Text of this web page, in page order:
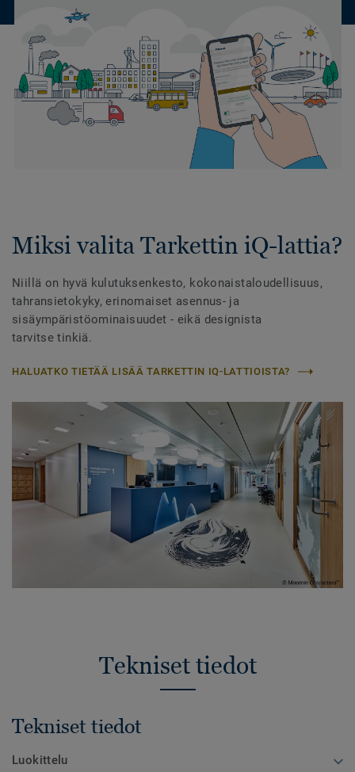
Miksi valita Tarkettin iQ-lattia?
Niillä on hyvä kulutuksenkesto, kokonaistaloudellisuus,
tahransietokyky, erinomaiset asennus- ja
sisäympäristöominaisuudet - eikä designista
tarvitse tinkiä.
HALUATKO TIETÄÄ LISÄÄ TARKETTIN IQ-LATTIOISTA?
Tekniset tiedot
Tekniset tiedot
Luokittelu